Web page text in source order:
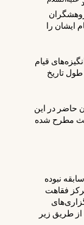
ایشان را
قیام
تاریخ
حاضر در این
مطرح شده
نبوده
فقاهت
طریق زیر